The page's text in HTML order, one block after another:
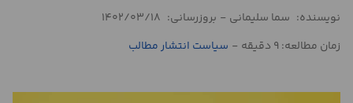
استعلام
محاسبه
نویسنده: سما سلیمانی - بروزرسانی: 1402/03/18
زمان مطالعه: 9 دقیقه
- سیاست انتشار مطالب